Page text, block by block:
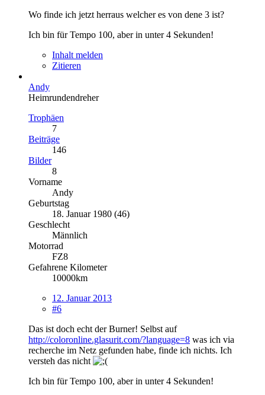
Wo finde ich jetzt herraus welcher es von dene 3 ist?
Ich bin für Tempo 100, aber in unter 4 Sekunden!
Inhalt melden
Zitieren
Andy
Heimrundendreher
Trophäen
7
Beiträge
146
Bilder
8
Vorname
Andy
Geburtstag
18. Januar 1980 (46)
Geschlecht
Männlich
Motorrad
FZ8
Gefahrene Kilometer
10000km
12. Januar 2013
#6
Das ist doch echt der Burner! Selbst auf
http://coloronline.glasurit.com/?language=8 was ich via
recherche im Netz gefunden habe, finde ich nichts. Ich
versteh das nicht
Ich bin für Tempo 100, aber in unter 4 Sekunden!